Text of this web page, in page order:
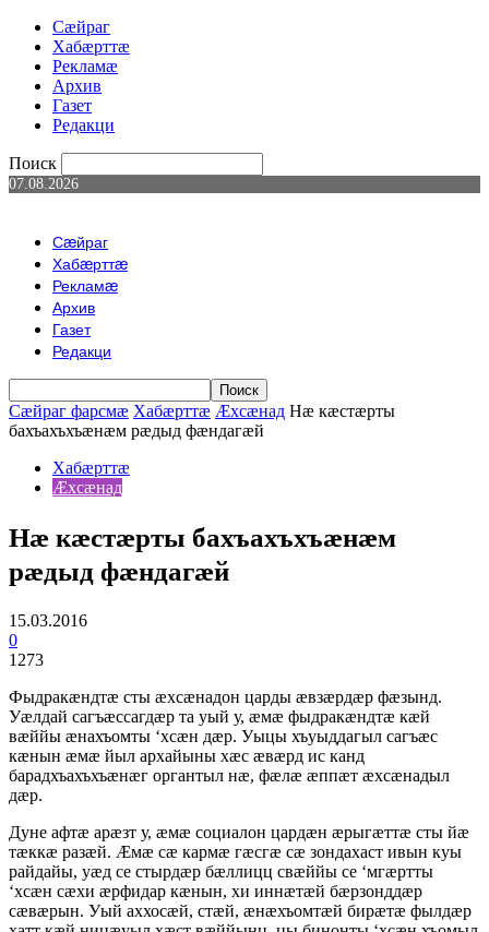
Сæйраг
Хабæрттæ
Рекламæ
Архив
Газет
Редакци
Поиск
07.08.2026
Сæйраг
Хабæрттæ
Рекламæ
Архив
Газет
Редакци
Сæйраг фарсмæ Хабæрттæ Æхсæнад Нæ кæстæрты
бахъахъхъæнæм рæдыд фæндагæй
Хабæрттæ
Æхсæнад
Нæ кæстæрты бахъахъхъæнæм
рæдыд фæндагæй
15.03.2016
0
1273
Фыдракæндтæ сты æхсæнадон царды æвзæрдæр фæзынд.
Уæлдай сагъæссагдæр та уый у, æмæ фыдракæндтæ кæй
вæййы æнахъомты ‘хсæн дæр. Уыцы хъуыддагыл сагъæс
кæнын æмæ йыл архайыны хæс æвæрд ис канд
барадхъахъхъæнæг органтыл нæ, фæлæ æппæт æхсæнадыл
дæр.
Дуне афтæ арæзт у, æмæ социалон цардæн æрыгæттæ сты йæ
тæккæ разæй. Æмæ сæ кармæ гæсгæ сæ зондахаст ивын куы
райдайы, уæд се стырдæр бæллицц свæййы се ‘мгæртты
‘хсæн сæхи æрфидар кæнын, хи иннæтæй бæрзонддæр
сæвæрын. Уый аххосæй, стæй, æнæхъомтæй бирæтæ фылдæр